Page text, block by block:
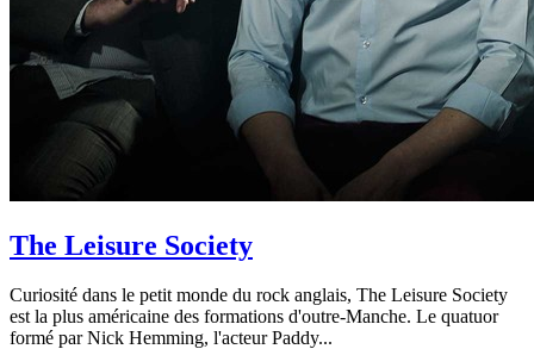
The Leisure Society
Curiosité dans le petit monde du rock anglais, The Leisure Society
est la plus américaine des formations d'outre-Manche. Le quatuor
formé par Nick Hemming, l'acteur Paddy...